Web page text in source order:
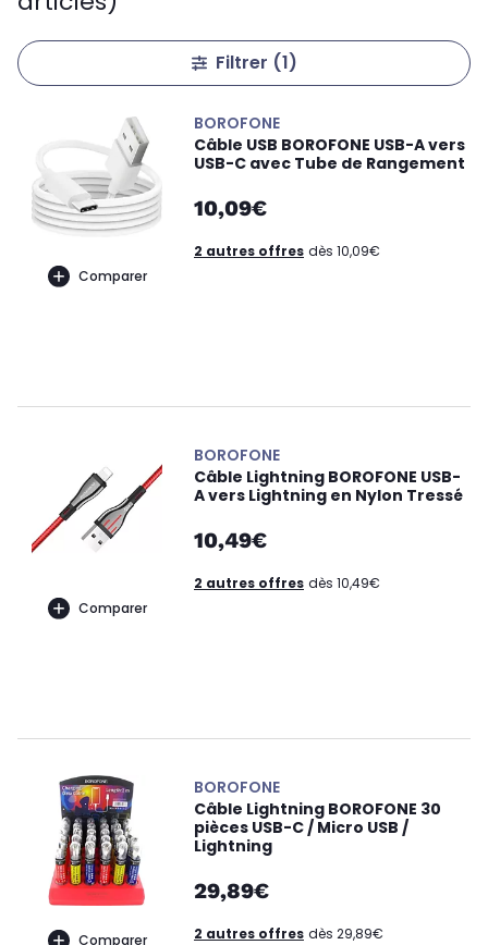
Filtrer (1)
Comparer
BOROFONE
Câble USB BOROFONE USB-A vers
USB-C avec Tube de Rangement
10,09€
2 autres offres dès 10,09€
Comparer
BOROFONE
Câble Lightning BOROFONE USB-
A vers Lightning en Nylon Tressé
10,49€
2 autres offres dès 10,49€
Comparer
BOROFONE
Câble Lightning BOROFONE 30
pièces USB-C / Micro USB /
Lightning
29,89€
2 autres offres dès 29,89€